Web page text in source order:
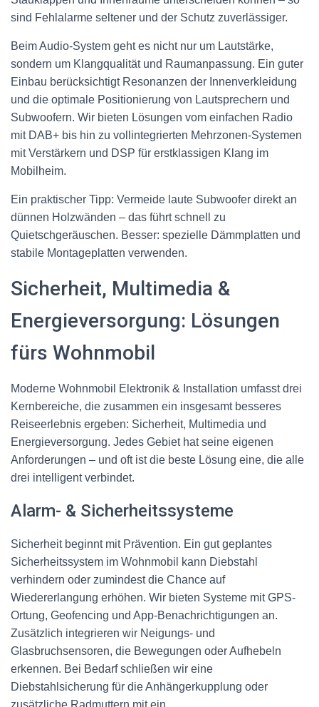
sind Fehlalarme seltener und der Schutz zuverlässiger.
Beim Audio-System geht es nicht nur um Lautstärke,
sondern um Klangqualität und Raumanpassung. Ein guter
Einbau berücksichtigt Resonanzen der Innenverkleidung
und die optimale Positionierung von Lautsprechern und
Subwoofern. Wir bieten Lösungen vom einfachen Radio
mit DAB+ bis hin zu vollintegrierten Mehrzonen-Systemen
mit Verstärkern und DSP für erstklassigen Klang im
Mobilheim.
Ein praktischer Tipp: Vermeide laute Subwoofer direkt an
dünnen Holzwänden – das führt schnell zu
Quietschgeräuschen. Besser: spezielle Dämmplatten und
stabile Montageplatten verwenden.
Sicherheit, Multimedia &
Energieversorgung: Lösungen
fürs Wohnmobil
Moderne Wohnmobil Elektronik & Installation umfasst drei
Kernbereiche, die zusammen ein insgesamt besseres
Reiseerlebnis ergeben: Sicherheit, Multimedia und
Energieversorgung. Jedes Gebiet hat seine eigenen
Anforderungen – und oft ist die beste Lösung eine, die alle
drei intelligent verbindet.
Alarm- & Sicherheitssysteme
Sicherheit beginnt mit Prävention. Ein gut geplantes
Sicherheitssystem im Wohnmobil kann Diebstahl
verhindern oder zumindest die Chance auf
Wiedererlangung erhöhen. Wir bieten Systeme mit GPS-
Ortung, Geofencing und App-Benachrichtigungen an.
Zusätzlich integrieren wir Neigungs- und
Glasbruchsensoren, die Bewegungen oder Aufhebeln
erkennen. Bei Bedarf schließen wir eine
Diebstahlsicherung für die Anhängerkupplung oder
zusätzliche Radmuttern mit ein.